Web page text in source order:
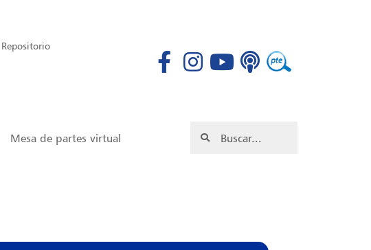
Repositorio
Mesa de partes virtual